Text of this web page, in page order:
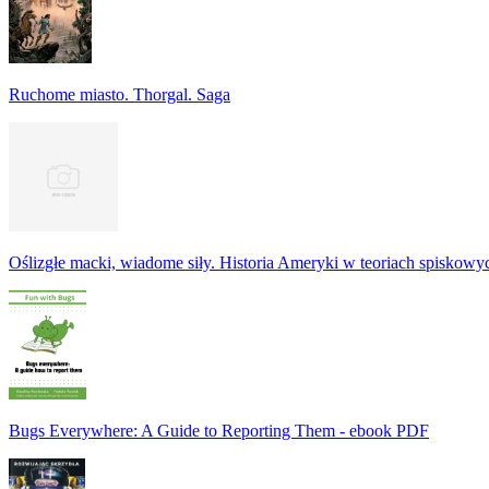
Ruchome miasto. Thorgal. Saga
Oślizgłe macki, wiadome siły. Historia Ameryki w teoriach
Bugs Everywhere: A Guide to Reporting Them - ebook PDF